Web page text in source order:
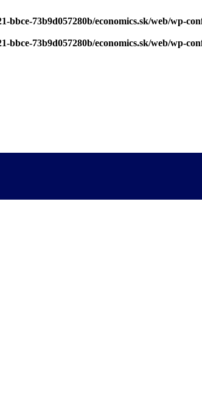
bbce-73b9d057280b/economics.sk/web/wp-
bbce-73b9d057280b/economics.sk/web/wp-